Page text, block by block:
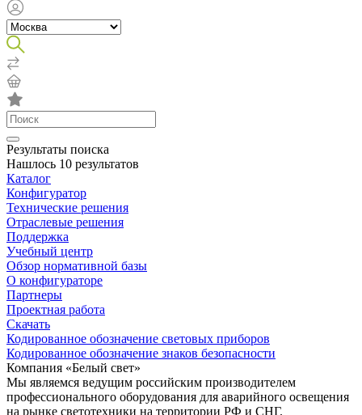
Результаты поиска
Нашлось 10 результатов
Каталог
Конфигуратор
Технические решения
Отраслевые решения
Поддержка
Учебный центр
Обзор нормативной базы
О конфигураторе
Партнеры
Проектная работа
Скачать
Кодированное обозначение световых приборов
Кодированное обозначение знаков безопасности
Компания «Белый свет»
Мы являемся ведущим российским производителем
профессионального оборудования для аварийного освещения
на рынке светотехники на территории РФ и СНГ.